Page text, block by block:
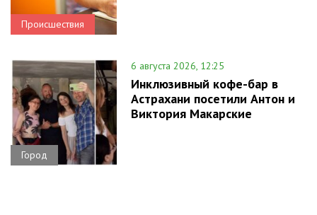
Происшествия
Город
6 августа 2026, 12:25
Инклюзивный кофе-бар в
Астрахани посетили Антон и
Виктория Макарские